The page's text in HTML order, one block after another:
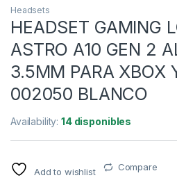
Headsets
HEADSET GAMING
ASTRO A10 GEN 2
3.5MM PARA XBOX
002050 BLANCO
Availability:14 disponibles
Add to wishlist Compare